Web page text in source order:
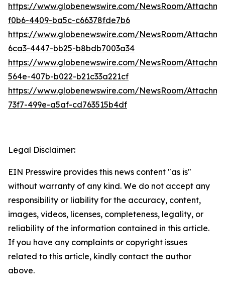
https://www.globenewswire.com/NewsRoom/
f0b6-4409-ba5c-c66378fde7b6
https://www.globenewswire.com/NewsRoom/
6ca3-4447-bb25-b8bdb7003a34
https://www.globenewswire.com/NewsRoom/
564e-407b-b022-b21c33a221cf
https://www.globenewswire.com/NewsRoom/
73f7-499e-a5af-cd763515b4df
Legal Disclaimer:
EIN Presswire provides this news content "as is"
without warranty of any kind. We do not accept any
responsibility or liability for the accuracy, content,
images, videos, licenses, completeness, legality, or
reliability of the information contained in this article.
If you have any complaints or copyright issues
related to this article, kindly contact the author
above.